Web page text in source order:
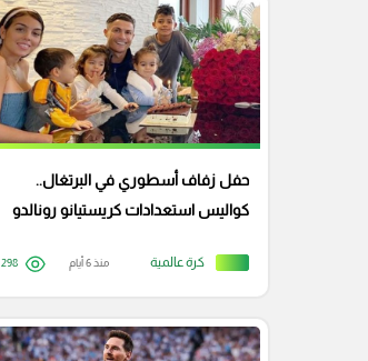
كرة عالمية
حفل زفاف أسطوري في البرتغال..
كواليس استعدادات كريستيانو رونالدو
منذ 6 أيام 298